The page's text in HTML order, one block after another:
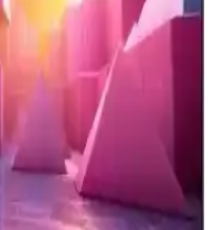
Maaşları ve Gelirleri:
sektörün dinamikleri
ücretler ve trendler
Karşılaştırması: